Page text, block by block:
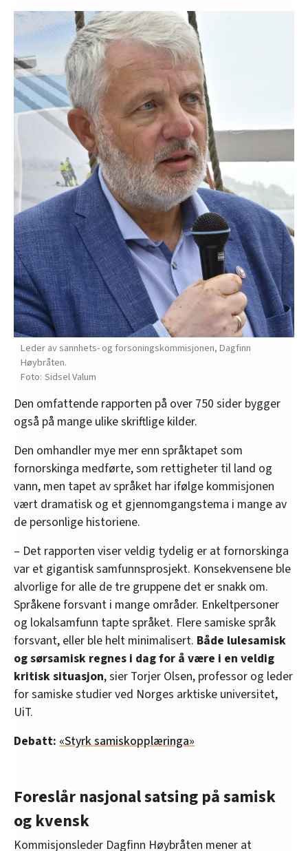
Leder av sannhets- og forsoningskommisjonen, Dagfinn
Høybråten.
Sidsel Valum
Den omfattende rapporten på over 750 sider bygger
også på mange ulike skriftlige kilder.
Den omhandler mye mer enn språktapet som
fornorskinga medførte, som rettigheter til land og
vann, men tapet av språket har ifølge kommisjonen
vært dramatisk og et gjennomgangstema i mange av
de personlige historiene.
– Det rapporten viser veldig tydelig er at fornorskinga
var et gigantisk samfunnsprosjekt. Konsekvensene ble
alvorlige for alle de tre gruppene det er snakk om.
Språkene forsvant i mange områder. Enkeltpersoner
og lokalsamfunn tapte språket. Flere samiske språk
forsvant, eller ble helt minimalisert. Både lulesamisk
og sørsamisk regnes i dag for å være i en veldig
kritisk situasjon, sier Torjer Olsen, professor og leder
for samiske studier ved Norges arktiske universitet,
UiT.
Debatt: «Styrk samiskopplæringa»
Foreslår nasjonal satsing på samisk
og kvensk
Kommisjonsleder Dagfinn Høybråten mener at